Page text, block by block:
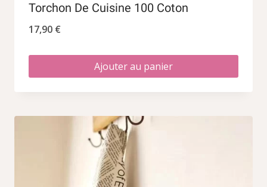
Torchon De Cuisine 100 Coton
17,90 €
Ajouter au panier